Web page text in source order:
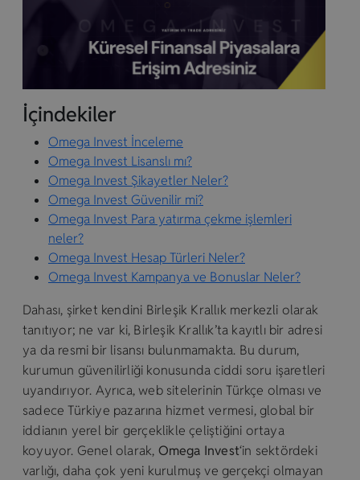
İçindekiler
Omega Invest İnceleme
Omega Invest Lisanslı mı?
Omega Invest Şikayetler Neler?
Omega Invest Güvenilir mi?
Omega Invest Para yatırma çekme işlemleri
neler?
Omega Invest Hesap Türleri Neler?
Omega Invest Kampanya ve Bonuslar Neler?
Dahası, şirket kendini Birleşik Krallık merkezli olarak
tanıtıyor; ne var ki, Birleşik Krallık’ta kayıtlı bir adresi
ya da resmi bir lisansı bulunmamakta. Bu durum,
kurumun güvenilirliği konusunda ciddi soru işaretleri
uyandırıyor. Ayrıca, web sitelerinin Türkçe olması ve
sadece Türkiye pazarına hizmet vermesi, global bir
iddianın yerel bir gerçeklikle çeliştiğini ortaya
koyuyor. Genel olarak, Omega Invest‘in sektördeki
varlığı, daha çok yeni kurulmuş ve gerçekçi olmayan